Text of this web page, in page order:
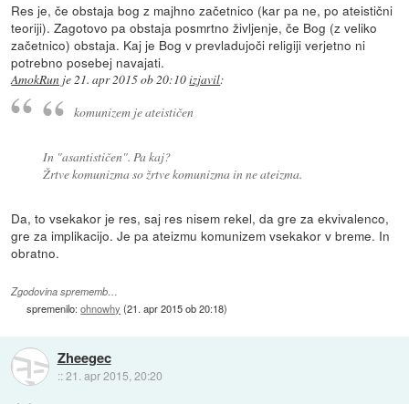
Res je, če obstaja bog z majhno začetnico (kar pa ne, po ateistični
teoriji). Zagotovo pa obstaja posmrtno življenje, če Bog (z veliko
začetnico) obstaja. Kaj je Bog v prevladujoči religiji verjetno ni
potrebno posebej navajati.
AmokRun je21. apr 2015 ob 20:10izjavil:
komunizem je ateističen
In "asantističen". Pa kaj?
Žrtve komunizma so žrtve komunizma in ne ateizma.
Da, to vsekakor je res, saj res nisem rekel, da gre za ekvivalenco,
gre za implikacijo. Je pa ateizmu komunizem vsekakor v breme. In
obratno.
Zgodovina sprememb…
spremenilo:ohnowhy (21. apr 2015 ob 20:18)
Zheegec
::21. apr 2015, 20:20